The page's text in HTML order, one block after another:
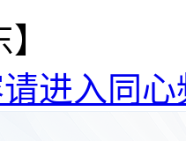
进入同心